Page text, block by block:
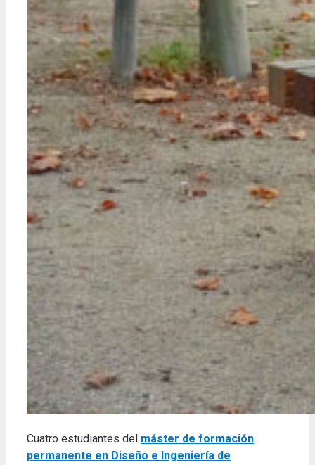
Cuatro estudiantes del máster de formación
permanente en Diseño e Ingeniería de